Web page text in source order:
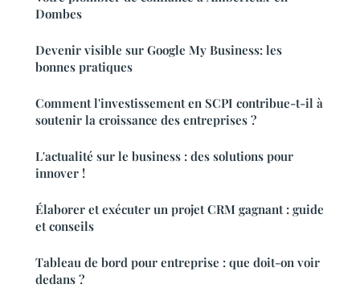
Dombes
Devenir visible sur Google My Business: les
bonnes pratiques
Comment l'investissement en SCPI contribue-t-il à
soutenir la croissance des entreprises ?
L'actualité sur le business : des solutions pour
innover !
Élaborer et exécuter un projet CRM gagnant : guide
et conseils
Tableau de bord pour entreprise : que doit-on voir
dedans ?